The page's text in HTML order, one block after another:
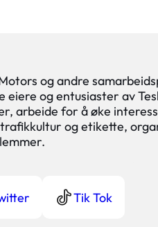
og andre
og entusiaster av
arbeide for å øke
og etikette,
Tik Tok